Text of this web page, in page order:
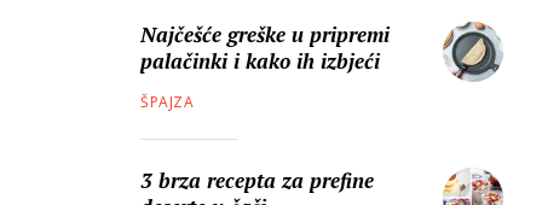
Najčešće greške u pripremi
palačinki i kako ih izbjeći
ŠPAJZA
3 brza recepta za prefine